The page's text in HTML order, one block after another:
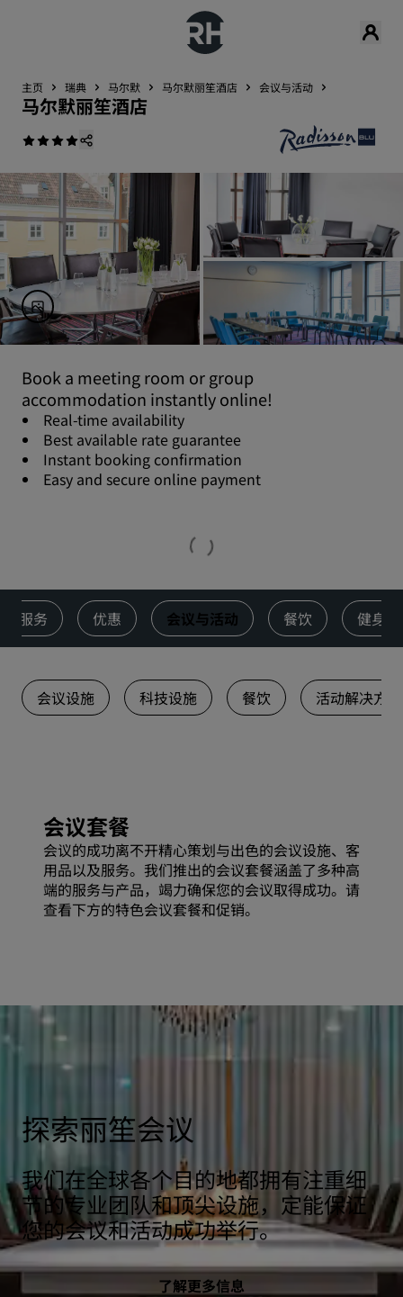
主页 瑞典 马尔默 马尔默丽笙酒店 会议与活动
马尔默丽笙酒店
Book a meeting room or group
accommodation instantly online!
Real-time availability
Best available rate guarantee
Instant booking confirmation
Easy and secure online payment
服务 优惠 会议与活动 餐饮 健身
会议设施 科技设施 餐饮 活动解决方案
会议套餐
会议的成功离不开精心策划与出色的会议设施、客
用品以及服务。我们推出的会议套餐涵盖了多种高
端的服务与产品，竭力确保您的会议取得成功。请
查看下方的特色会议套餐和促销。
探索丽笙会议
我们在全球各个目的地都拥有注重细
节的专业团队和顶尖设施，定能保证
您的会议和活动成功举行。
了解更多信息